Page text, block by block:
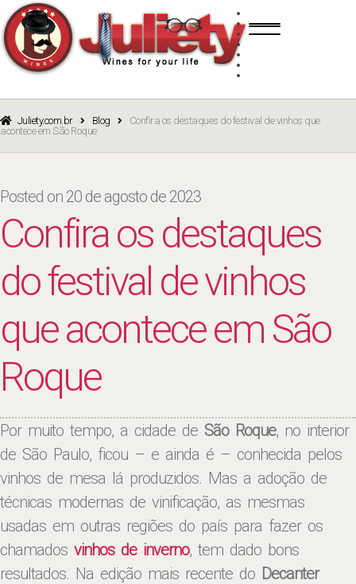
navigation
content
BRANCO
ROSÉ
Juliety.com.br Blog
Confira os destaques do festival de vinhos que
acontece em São Roque
Posted on 20 de agosto de 2023
Confira os destaques
do festival de vinhos
que acontece em São
Roque
Por muito tempo, a cidade de São Roque, no interior
de São Paulo, ficou – e ainda é – conhecida pelos
vinhos de mesa lá produzidos. Mas a adoção de
técnicas modernas de vinificação, as mesmas
usadas em outras regiões do país para fazer os
chamados vinhos de inverno, tem dado bons
resultados. Na edição mais recente do Decanter